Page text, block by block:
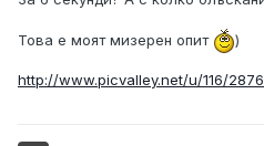
Toва е моят мизерен опит )
http://www.picvalley.net/u/116/